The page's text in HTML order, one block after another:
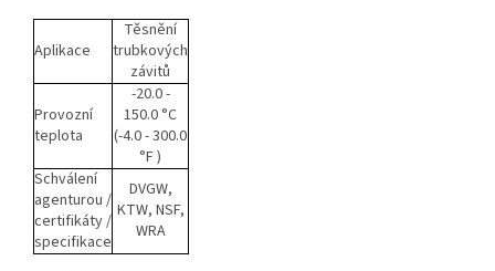
Aplikace
Těsnění
trubkových
závitů
Provozní
teplota
-20.0 -
150.0 °C
(-4.0 - 300.0
°F )
Schválení
agenturou /
certifikáty /
specifikace
DVGW,
KTW, NSF,
WRA